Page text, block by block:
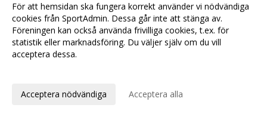
Sponsorhuset 2017-01-25 09:50
Newbody 2017-01-23 11:43
Medlemslotteriet december 2017-01-11 09:30
Fyra H/B tjejer på distrikts-SM
Hudik/Björkberg lånar Andreas Lindqvist från Storvreta
För att hemsidan ska fungera korrekt använder vi nödvändiga
cookies från SportAdmin. Dessa går inte att stänga av.
Föreningen kan också använda frivilliga cookies, t.ex. för
statistik eller marknadsföring. Du väljer själv om du vill
acceptera dessa.
Acceptera nödvändiga Acceptera alla